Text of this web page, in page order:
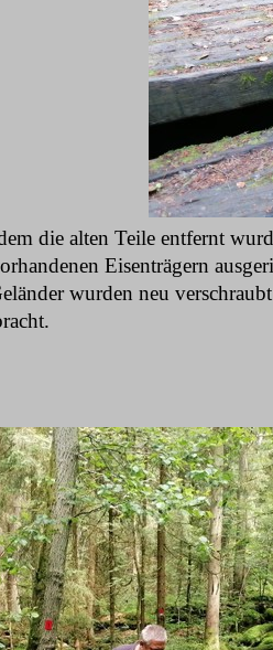
die alten Teile entfernt
Eisenträgern
wurden neu